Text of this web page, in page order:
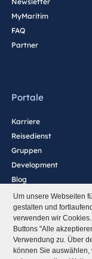
Um unsere Webseiten
gestalten und
verwenden wir
Buttons "Alle
Verwendung zu. Über
können Sie
MyMaritim
FAQ
Partner
Portale
Karriere
Reisedienst
Gruppen
Development
Blog